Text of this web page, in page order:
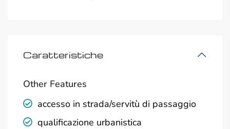
Caratteristiche
Other Features
accesso in strada/servitù di passaggio
qualificazione urbanistica